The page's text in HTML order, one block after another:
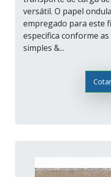
versátil. O papel
empregado para este
especifica conforme as
simples &...